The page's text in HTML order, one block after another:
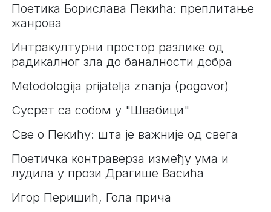
Поетика Борислава Пекића: преплитање
жанрова
Интракултурни простор разлике од
радикалног зла до баналности добра
Metodologija prijatelja znanja (pogovor)
Сусрет са собом у "Швабици"
Све о Пекићу: шта је важније од свега
Поетичка контраверза између ума и
лудила у прози Драгише Васића
Игор Перишић, Гола прича